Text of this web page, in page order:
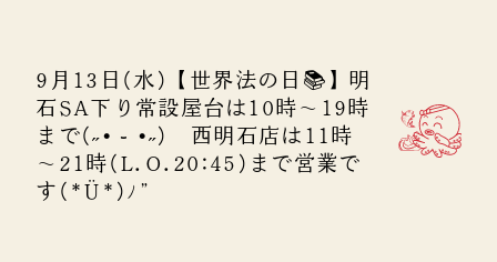
9月13日(水)【世界法の日📚】明
石SA下り常設屋台は10時～19時
まで(˶• ֊ •˶) 西明石店は11時
～21時(L.O.20:45)まで営業で
す(*Ü*)ﾉ”